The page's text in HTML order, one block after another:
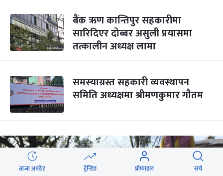
बैंक ऋण कान्तिपुर सहकारीमा
सारिदिएर दोब्बर असुली प्रयासमा
तत्कालीन अध्यक्ष लामा
समस्याग्रस्त सहकारी व्यवस्थापन
समिति अध्यक्षमा श्रीमणकुमार गौतम
ताजा अपडेट ट्रेन्डिङ प्रोफाइल सर्च